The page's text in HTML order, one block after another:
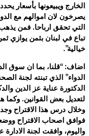
الخارج ويبيعونها بأسعار
يصرخون لان اموالهم مع
تباع في لبنان بثمن يوازي
خيالية”.
اضاف: “قلنا، بما ان سوق
الدواء” الذي تبنته لجنة
الدكتورة عناية عز الدين
لتعديل بعض القوانين. وكما
وخلال درس هذا الاقتراح
فوافق اصحاب الاقتراح
واليوم، وافقت لجنة الادارة